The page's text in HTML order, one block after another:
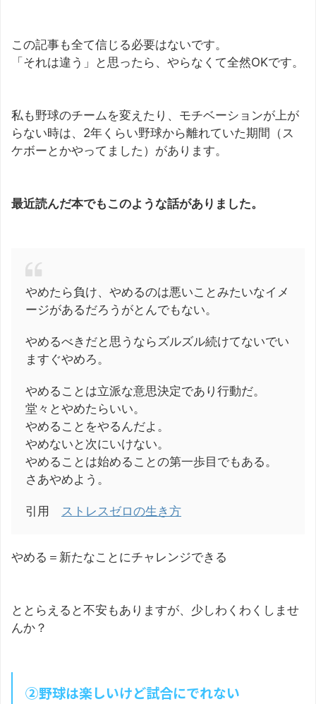
この記事も全て信じる必要はないです。
「それは違う」と思ったら、やらなくて全然OKです。
私も野球のチームを変えたり、モチベーションが上が
らない時は、2年くらい野球から離れていた期間（ス
ケボーとかやってました）があります。
最近読んだ本でもこのような話がありました。
やめたら負け、やめるのは悪いことみたいなイメ
ージがあるだろうがとんでもない。
やめるべきだと思うならズルズル続けてないでい
ますぐやめろ。
やめることは立派な意思決定であり行動だ。
堂々とやめたらいい。
やめることをやるんだよ。
やめないと次にいけない。
やめることは始めることの第一歩目でもある。
さあやめよう。
引用 ストレスゼロの生き方
やめる＝新たなことにチャレンジできる
ととらえると不安もありますが、少しわくわくしませ
んか？
②野球は楽しいけど試合にでれない